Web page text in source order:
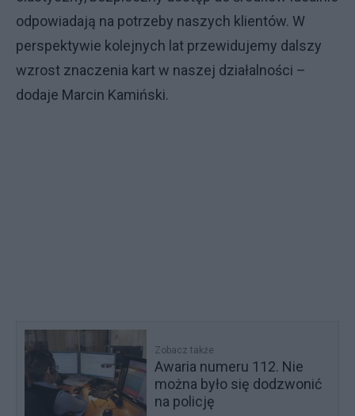
odpowiadają na potrzeby naszych klientów. W
perspektywie kolejnych lat przewidujemy dalszy
wzrost znaczenia kart w naszej działalności –
dodaje Marcin Kamiński.
Zobacz także
Awaria numeru 112. Nie
można było się dodzwonić
na policję